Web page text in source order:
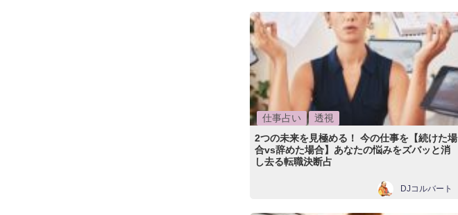
仕事占い
透視
2つの未来を見極める！ 今の仕事を【続けた場
合vs辞めた場合】あなたの悩みをズバッと消
し去る転職決断占
DJコルバート